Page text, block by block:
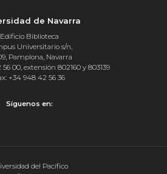
de Navarra
Edificio Biblioteca
Universitario s/n,
Pamplona, Navarra
00, extensión 802160 y 803139
+34 948 42 56 36
Síguenos en:
del Pacífico